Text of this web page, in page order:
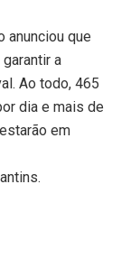
anunciou que
a
Ao todo, 465
dia e mais de
em